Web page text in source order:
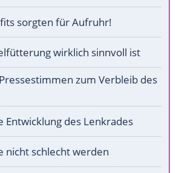
sorgten für Aufruhr!
wirklich sinnvoll ist
zum Verbleib des
Entwicklung des Lenkrades
nicht schlecht werden